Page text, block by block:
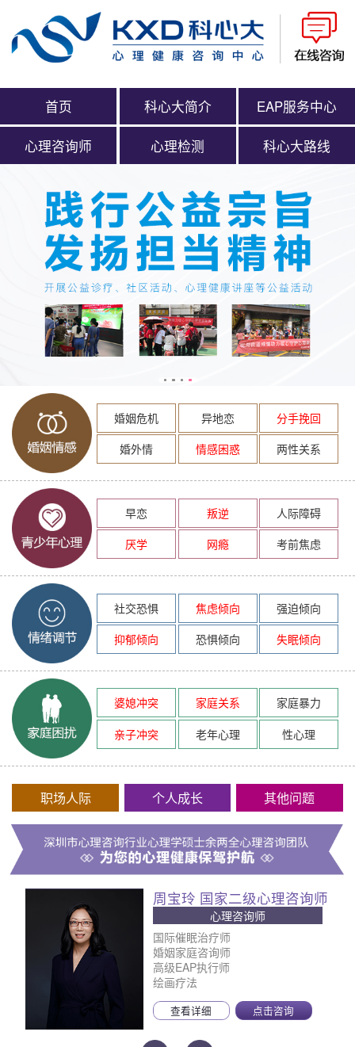
首页 科心大简介 EAP服务中心
心理咨询师 心理检测 科心大路线
婚姻危机 异地恋
分手挽回
婚外情
情感困惑 两性关系
早恋 叛逆
人际障碍
厌学
网瘾 考前焦虑
社交恐惧 焦虑倾向
强迫倾向
抑郁倾向
恐惧倾向 失眠倾向
婆媳冲突 家庭关系
家庭暴力
亲子冲突
老年心理 性心理
职场人际 个人成长 其他问题
周宝玲 国家二级心理咨询师
心理咨询师
国际催眠治疗师
婚姻家庭咨询师
高级EAP执行师
绘画疗法
查看详细 点击咨询